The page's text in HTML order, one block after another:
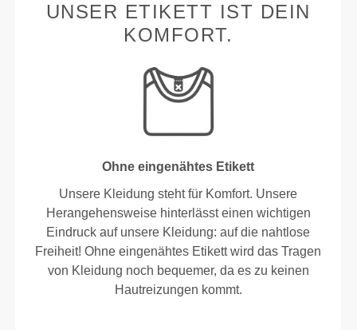
UNSER ETIKETT IST DEIN
KOMFORT.
Ohne eingenähtes Etikett
Unsere Kleidung steht für Komfort. Unsere
Herangehensweise hinterlässt einen wichtigen
Eindruck auf unsere Kleidung: auf die nahtlose
Freiheit! Ohne eingenähtes Etikett wird das Tragen
von Kleidung noch bequemer, da es zu keinen
Hautreizungen kommt.